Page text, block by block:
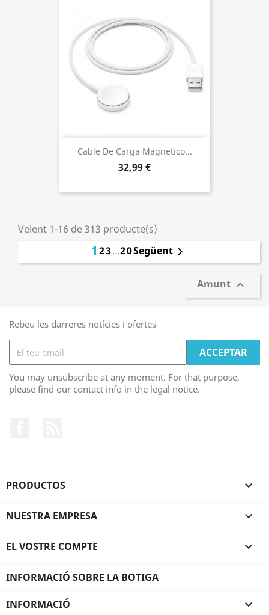
Cable De Carga Magnetico...
32,99 €
Veient 1-16 de 313 producte(s)
1 23…20Següent
Amunt 
Rebeu les darreres notícies i ofertes
You may unsubscribe at any moment. For that purpose,
please find our contact info in the legal notice.
PRODUCTOS 
NUESTRA EMPRESA 
EL VOSTRE COMPTE 
INFORMACIÓ SOBRE LA BOTIGA
INFORMACIÓ 